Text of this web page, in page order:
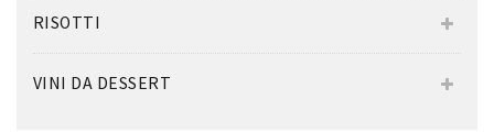
RISOTTI
VINI DA DESSERT